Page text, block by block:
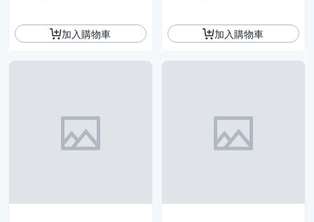
加入購物車 加入購物車